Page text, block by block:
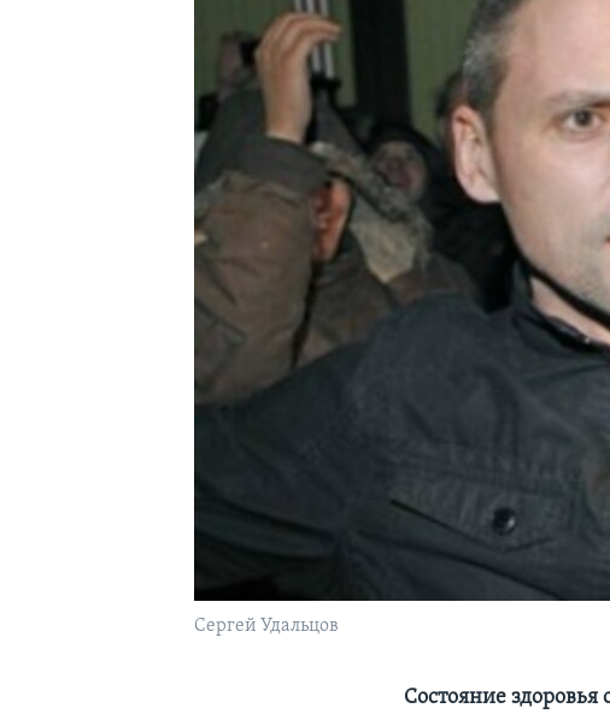
Сергей Удальцов
Состояние